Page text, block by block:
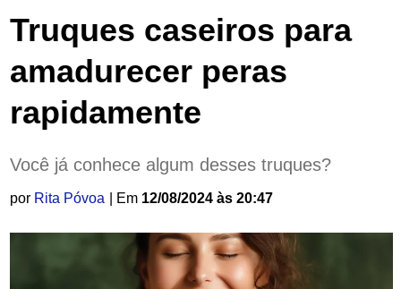
Truques caseiros para
amadurecer peras
rapidamente
Você já conhece algum desses truques?
por Rita Póvoa | Em 12/08/2024 às 20:47